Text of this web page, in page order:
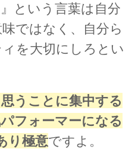
という言葉は自分
ではなく、自分ら
を大切にしろとい
うことに集中する
フォーマーになる
り極意ですよ。